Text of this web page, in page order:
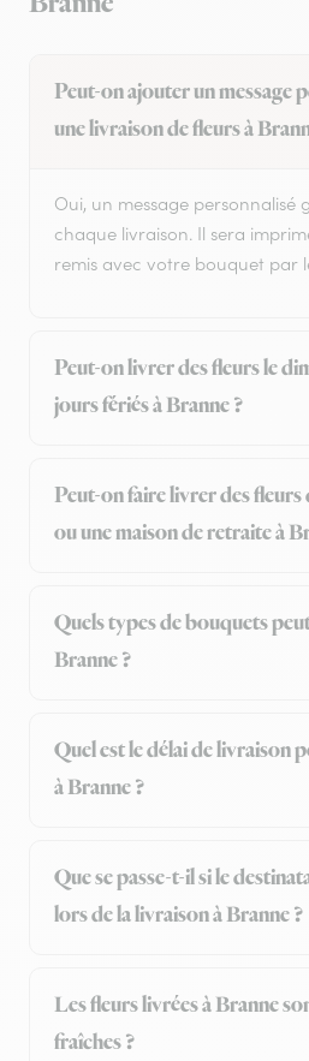
Peut-on ajouter un message
une livraison de fleurs à
Oui, un message
chaque livraison. Il sera
remis avec votre bouquet par
Peut-on livrer des fleurs le
jours fériés à Branne ?
Peut-on faire livrer des fleurs
ou une maison de retraite à
Quels types de bouquets
Branne ?
Quel est le délai de livraison
à Branne ?
Que se passe-t-il si le
lors de la livraison à Branne ?
Les fleurs livrées à Branne
fraîches ?